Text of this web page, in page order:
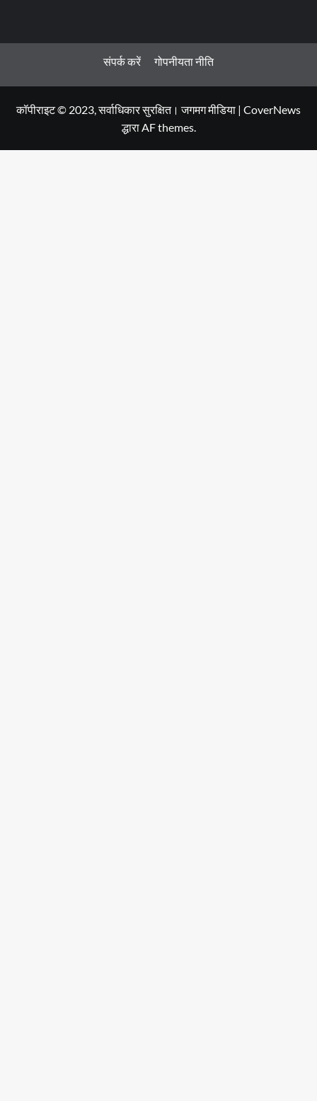
संपर्क करें गोपनीयता नीति
कॉपीराइट © 2023, सर्वाधिकार सुरक्षित। जगमग मीडिया | CoverNews
द्धारा AF themes.